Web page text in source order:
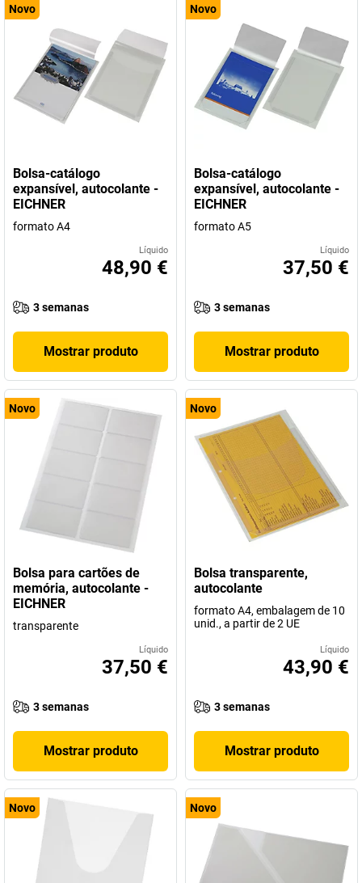
Novo
Bolsa-catálogo
expansível, autocolante -
EICHNER
formato A4
Líquido
48,90 €
3 semanas
Mostrar produto
Novo
Bolsa-catálogo
expansível, autocolante -
EICHNER
formato A5
Líquido
37,50 €
3 semanas
Mostrar produto
Novo
Bolsa para cartões de
memória, autocolante -
EICHNER
transparente
Líquido
37,50 €
3 semanas
Mostrar produto
Novo
Bolsa transparente,
autocolante
formato A4, embalagem de 10
unid., a partir de 2 UE
Líquido
43,90 €
3 semanas
Mostrar produto
Novo Novo